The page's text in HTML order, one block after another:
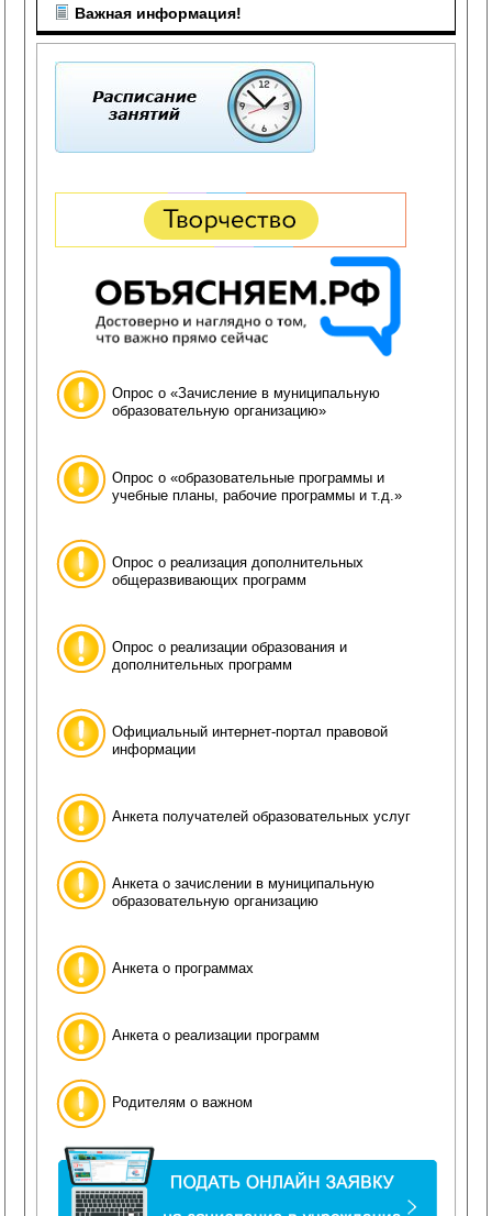
Важная информация!
Опрос о «Зачисление в муниципальную
образовательную организацию»
Опрос о «образовательные программы и
учебные планы, рабочие программы и т.д.»
Опрос о реализация дополнительных
общеразвивающих программ
Опрос о реализации образования и
дополнительных программ
Официальный интернет-портал правовой
информации
Анкета получателей образовательных услуг
Анкета о зачислении в муниципальную
образовательную организацию
Анкета о программах
Анкета о реализации программ
Родителям о важном